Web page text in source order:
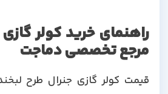
راهنمای خرید کولر گازی
مرجع تخصصی دماجت